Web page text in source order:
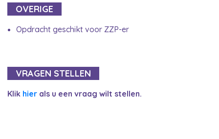
OVERIGE
Opdracht geschikt voor ZZP-er
VRAGEN STELLEN
Klik hier als u een vraag wilt stellen.